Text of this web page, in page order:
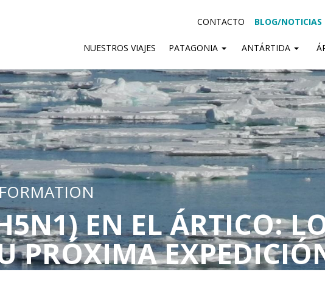
CONTACTO BLOG/NOTICIAS
NUESTROS VIAJES PATAGONIA ANTÁRTIDA
EN EL ÁRTICO:
PRÓXIMA